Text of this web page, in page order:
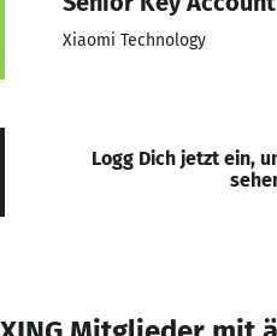
Xiaomi Technology
Logg Dich jetzt ein,